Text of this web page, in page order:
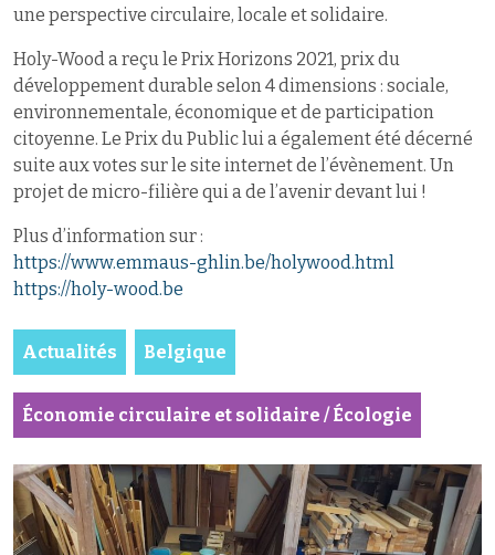
une perspective circulaire, locale et solidaire.
Holy-Wood a reçu le Prix Horizons 2021, prix du
développement durable selon 4 dimensions : sociale,
environnementale, économique et de participation
citoyenne. Le Prix du Public lui a également été décerné
suite aux votes sur le site internet de l’évènement. Un
projet de micro-filière qui a de l’avenir devant lui !
Plus d’information sur :
https://www.emmaus-ghlin.be/holywood.html
https://holy-wood.be
Actualités Belgique
Économie circulaire et solidaire / Écologie